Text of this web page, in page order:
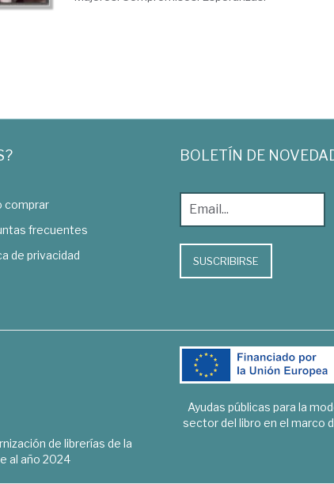
comprar
frecuentes
de privacidad
BOLETÍN DE
SUSCRIBIRSE
de librerías de la
al año 2024
Ayudas públicas para la
sector del libro en el marco